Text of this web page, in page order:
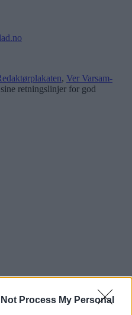
Not Process My Personal
, Ver Varsam-
sine retningslinjer for god